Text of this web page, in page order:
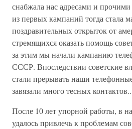
снабжала нас адресами и
из первых кампаний тогда стала
поздравительных открыток от
стремящихся оказать помощь
за этим мы начали кампанию
СССР. Впоследствии советские
стали прерывать наши
завязали много тесных
После 10 лет упорной работы, в
удалось привлечь к проблемам